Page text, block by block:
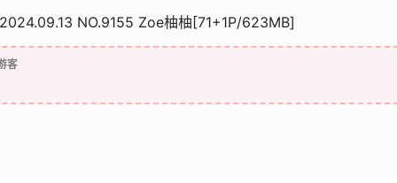
NO.9155 Zoe柚柚[71+1P/623MB]
客